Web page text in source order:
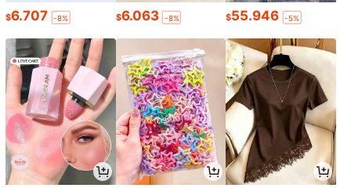
$6.707 -8% $6.063 -8% $55.946 -5%